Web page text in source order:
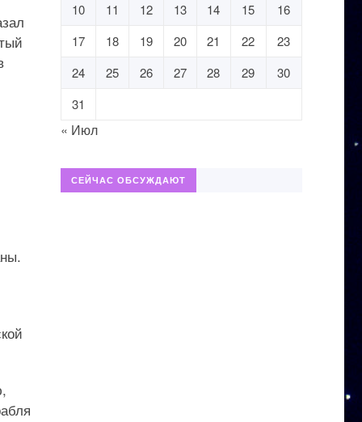
10
11 12 13 14 15
16
17
18 19 20 21 22
23
24
25 26 27 28 29
30
31
« Июл
СЕЙЧАС ОБСУЖДАЮТ